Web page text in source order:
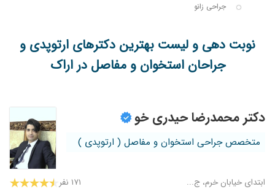
جراحی زانو
نوبت دهی و لیست بهترین دکترهای ارتوپدی و
جراحان استخوان و مفاصل در اراک
دکتر محمدرضا حیدری خو
متخصص جراحی استخوان و مفاصل ( ارتوپدی )
ابتدای خیابان خرم، ج... ۱۷۱ نفر